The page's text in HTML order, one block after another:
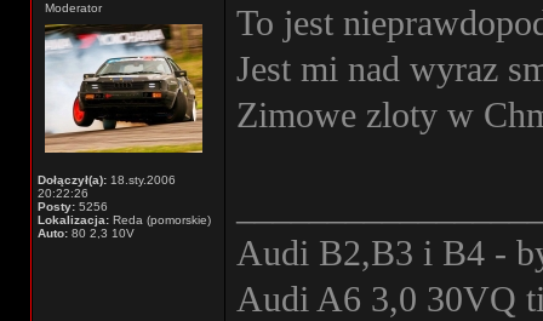
Moderator
Dołączył(a): 18.sty.2006
20:22:26
Posty: 5256
Lokalizacja: Reda (pomorskie)
Auto: 80 2,3 10V
To jest
Jest mi nad wyraz
Zimowe zloty w
Audi B2,B3 i B4 -
Audi A6 3,0 30VQ